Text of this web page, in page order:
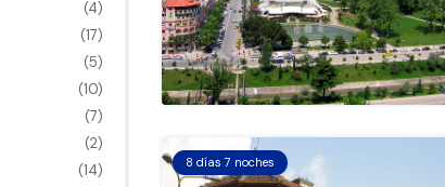
(4)
(17)
(5)
(10)
(7)
(2)
(14)
8 días 7 noches